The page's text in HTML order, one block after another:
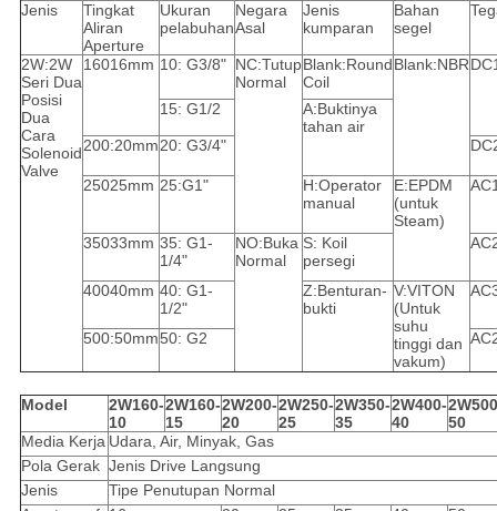
Jenis
Tingkat
Aliran
Aperture
Ukuran
pelabuhan
Negara
Asal
Jenis
kumparan
Bahan
segel
2W:2W
Seri Dua
Posisi
Dua
Cara
Solenoid
Valve
16016mm 10: G3/8" NC:Tutup
Normal
Blank:Round
Coil
Blank:NBR
15: G1/2
A:Buktinya
tahan air
200:20mm20: G3/4"
25025mm 25:G1"
H:Operator
manual
E:EPDM
(untuk
Steam)
35033mm 35: G1-
1/4"
NO:Buka
Normal
S: Koil
persegi
40040mm 40: G1-
1/2"
Z:Benturan-
bukti
V:VITON
(Untuk
suhu
tinggi dan
vakum)
500:50mm50: G2
Model
2W160-
10
2W160-
15
2W200-
20
2W250-
25
2W350-
35
2W400-
40
50
Media Kerja Udara, Air, Minyak, Gas
Pola Gerak Jenis Drive Langsung
Jenis
Tipe Penutupan Normal